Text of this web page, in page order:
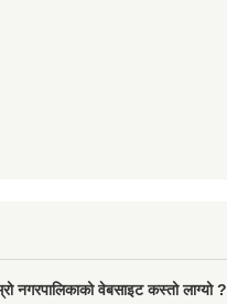
नगरपालिकाको वेबसाइट कस्तो लाग्यो ?